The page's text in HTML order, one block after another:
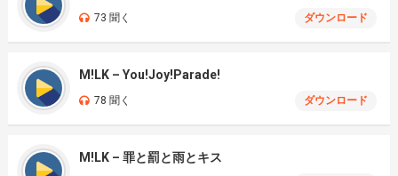
73 聞く ダウンロード
M!LK – You!Joy!Parade!
78 聞く ダウンロード
M!LK – 罪と罰と雨とキス